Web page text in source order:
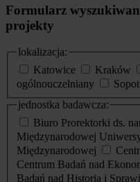
Formularz
projekty
lokalizacja:
Katowice
Kraków
ogólnouczelniany
Sopot
jednostka badawcza:
Biuro Prorektorki ds.
Międzynarodowej
Międzynarodowej
Centrum Badań nad
Badań nad Historią i